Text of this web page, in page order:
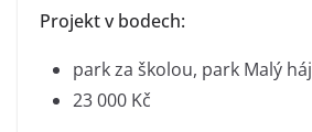
Projekt v bodech:
park za školou, park Malý háj
23 000 Kč